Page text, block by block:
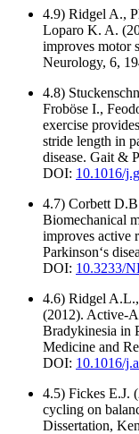
4.9) Ridgel A.,
Loparo K. A.
improves motor
Neurology, 6,
4.8)
Froböse I.,
exercise
stride length in
disease. Gait &
DOI: 10.1016/
4.7) Corbett
Biomechanical
improves active
Parkinson‘s
DOI: 10.3233/
4.6) Ridgel
(2012). Active-
Bradykinesia in
Medicine and
DOI: 10.1016/
4.5) Fickes E.J.
cycling on
Dissertation,